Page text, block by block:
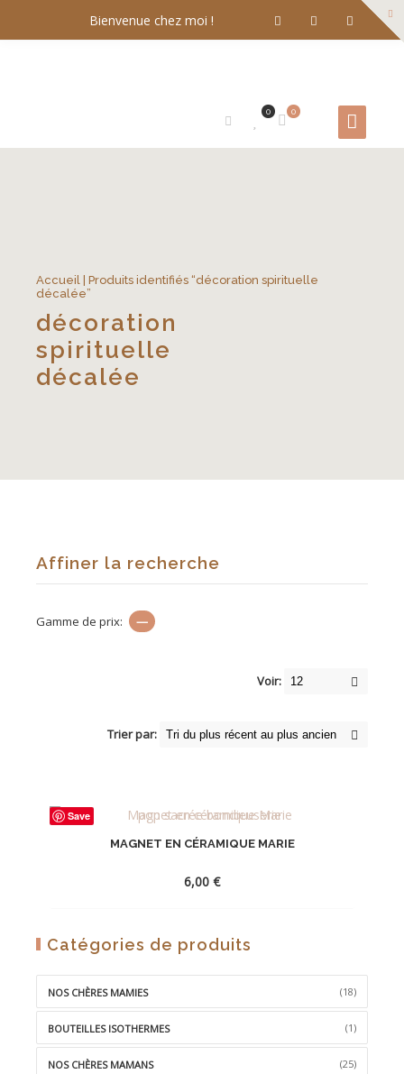
Bienvenue chez moi !
0
0
Accueil | Produits identifiés “décoration spirituelle
décalée”
décoration
spirituelle
décalée
Affiner la recherche
Gamme de prix: —
Voir:
Trier par:
Save
MAGNET EN CÉRAMIQUE MARIE
6,00 €
Catégories de produits
NOS CHÈRES MAMIES (18)
BOUTEILLES ISOTHERMES (1)
NOS CHÈRES MAMANS (25)